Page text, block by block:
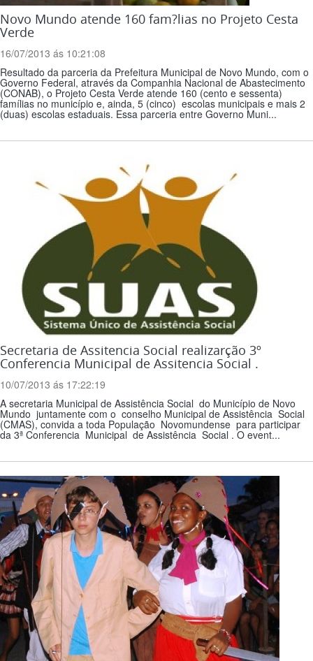
Novo Mundo atende 160 fam?­lias no Projeto Cesta
Verde
16/07/2013 ás 10:21:08
Resultado da parceria da Prefeitura Municipal de Novo Mundo, com o
Governo Federal, através da Companhia Nacional de Abastecimento
(CONAB), o Projeto Cesta Verde atende 160 (cento e sessenta)
famílias no município e, ainda, 5 (cinco) escolas municipais e mais 2
(duas) escolas estaduais. Essa parceria entre Governo Muni...
Secretaria de Assitencia Social realizarção 3º
Conferencia Municipal de Assitencia Social .
10/07/2013 ás 17:22:19
A secretaria Municipal de Assistência Social do Município de Novo
Mundo juntamente com o conselho Municipal de Assistência Social
(CMAS), convida a toda População Novomundense para participar
da 3ª Conferencia Municipal de Assistência Social . O event...